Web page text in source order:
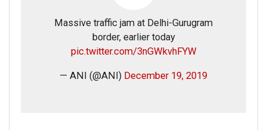
Massive traffic jam at Delhi-Gurugram
border, earlier today
pic.twitter.com/3nGWkvhFYW
— ANI (@ANI) December 19, 2019